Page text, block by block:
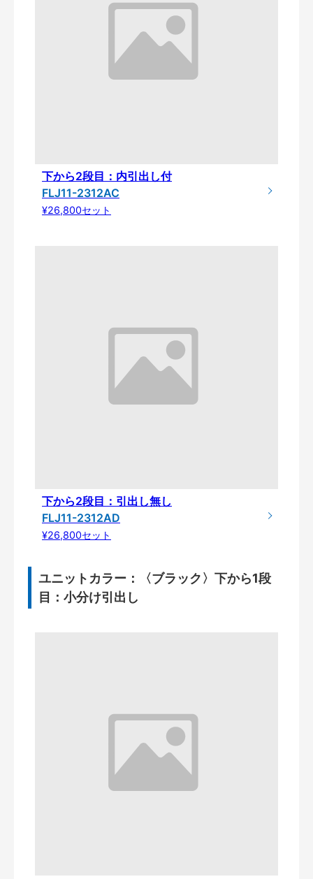
下から2段目：内引出し付
FLJ11-2312AC
¥26,800セット
下から2段目：引出し無し
FLJ11-2312AD
¥26,800セット
ユニットカラー：〈ブラック〉下から1段
目：小分け引出し